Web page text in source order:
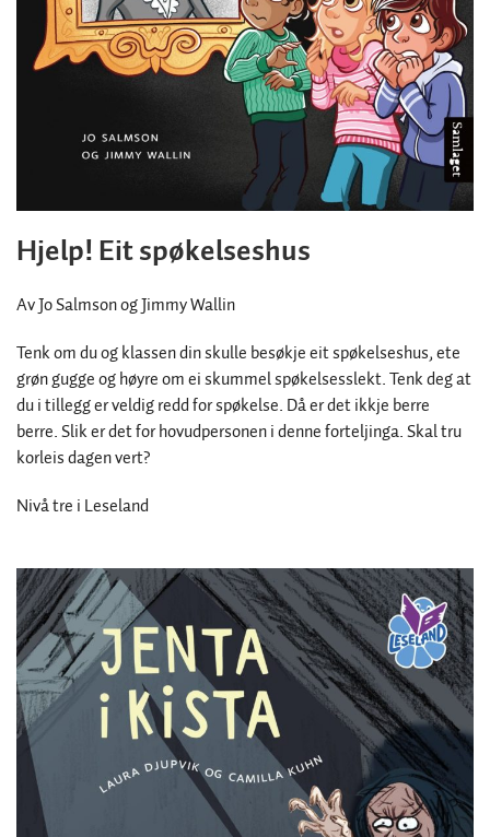
Hjelp! Eit spøkelseshus
Av Jo Salmson og Jimmy Wallin
Tenk om du og klassen din skulle besøkje eit spøkelseshus, ete
grøn gugge og høyre om ei skummel spøkelsesslekt. Tenk deg at
du i tillegg er veldig redd for spøkelse. Då er det ikkje berre
berre. Slik er det for hovudpersonen i denne forteljinga. Skal tru
korleis dagen vert?
Nivå tre i Leseland